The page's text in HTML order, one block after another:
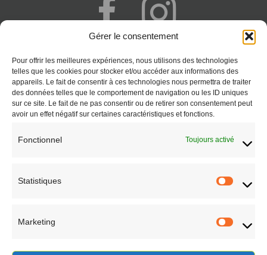
Gérer le consentement
Pour offrir les meilleures expériences, nous utilisons des technologies
telles que les cookies pour stocker et/ou accéder aux informations des
appareils. Le fait de consentir à ces technologies nous permettra de traiter
des données telles que le comportement de navigation ou les ID uniques
sur ce site. Le fait de ne pas consentir ou de retirer son consentement peut
avoir un effet négatif sur certaines caractéristiques et fonctions.
Fonctionnel Toujours activé
Statistiques
Marketing
Saint-Paul - Réunion
CONTACT